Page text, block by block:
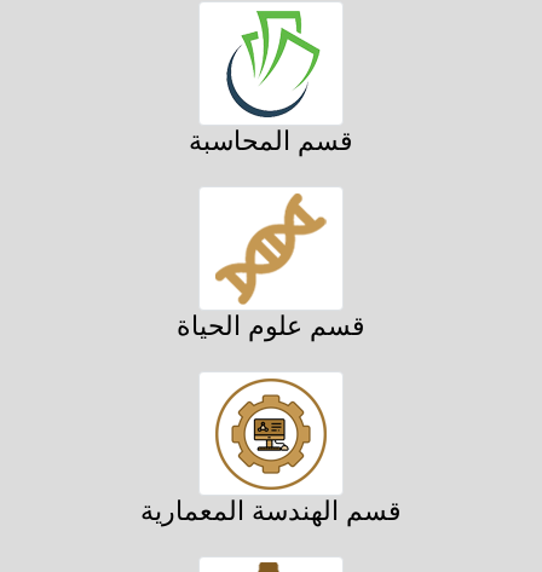
قسم المحاسبة
قسم علوم الحياة
قسم الهندسة المعمارية